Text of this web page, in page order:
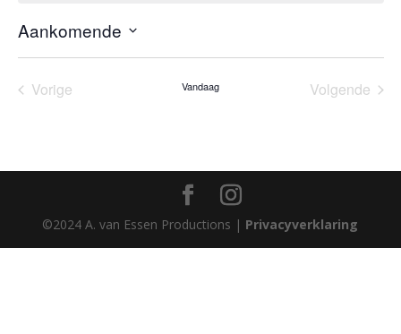
Aankomende
datum.
Vorige
Vandaag
Volgende
©2024 A. van Essen Productions | Privacyverklaring